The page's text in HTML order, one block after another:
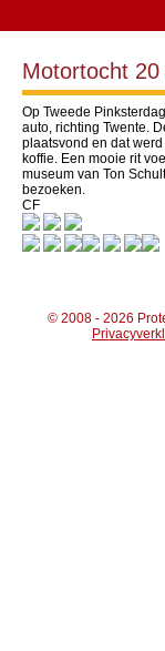
Motortocht
Op Tweede
auto, richting Twente.
plaatsvond en dat
koffie. Een mooie rit
museum van Ton
bezoeken.
CF
© 2008 - 2026